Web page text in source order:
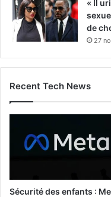
« Il
de
27
Recent Tech News
Sécurité des enfants :